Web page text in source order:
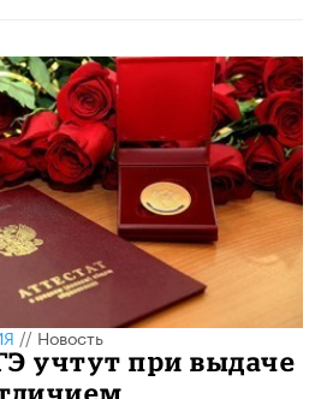
//Новость
учтут при выдаче